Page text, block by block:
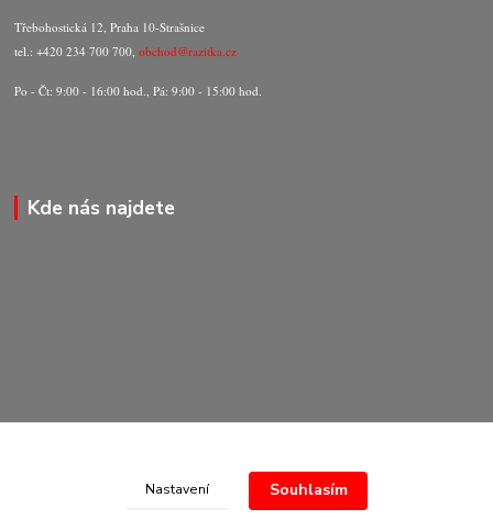
Třebohostická 12, Praha 10-Strašnice
tel.: +420 234 700 700,obchod@razitka.cz
Po - Čt: 9:00 - 16:00 hod., Pá: 9:00 - 15:00 hod.
Kde nás najdete
Nastavení Souhlasím